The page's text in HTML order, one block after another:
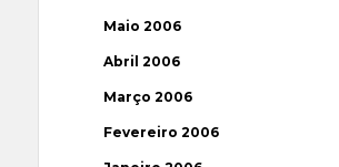
Maio 2006
Abril 2006
Março 2006
Fevereiro 2006